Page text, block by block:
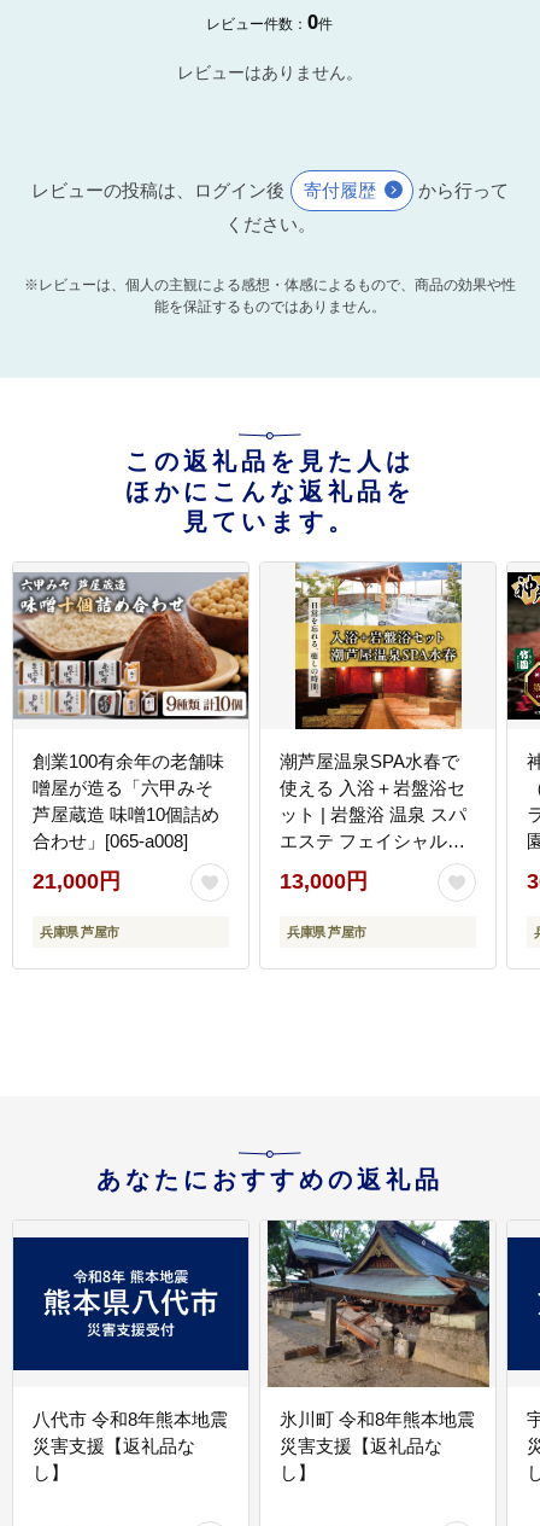
レビュー件数：0件
レビューはありません。
レビューの投稿は、ログイン後 寄付履歴
から行って
ください。
※レビューは、個人の主観による感想・体感によるもので、商品の効果や性
能を保証するものではありません。
この返礼品を見た人は
ほかにこんな返礼品を
見ています。
創業100有余年の老舗味
噌屋が造る「六甲みそ
芦屋蔵造 味噌10個詰め
合わせ」[065-a008]
21,000円
兵庫県 芦屋市
潮芦屋温泉SPA水春で
使える 入浴＋岩盤浴セ
ット | 岩盤浴 温泉 スパ
エステ フェイシャルエ
ステ 入浴 サウナ リラク
ゼーション リラク マッ
サージ 日帰り温泉 露天
天然温泉 掛け流し ロウ
13,000円
兵庫県 芦屋市
あなたにおすすめの返礼品
八代市 令和8年熊本地震
災害支援【返礼品な
し】
氷川町 令和8年熊本地震
災害支援【返礼品な
し】